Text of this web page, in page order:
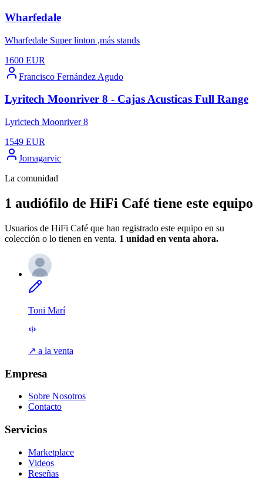
Wharfedale
Wharfedale Super linton ,más stands
1600 EUR
Francisco Fernández Agudo
Lyritech Moonriver 8 - Cajas Acusticas Full Range
Lyrictech Moonriver 8
1549 EUR
Jomagarvic
La comunidad
1 audiófilo de HiFi Café tiene este equipo
Usuarios de HiFi Café que han registrado este equipo en su
colección o lo tienen en venta. 1 unidad en venta ahora.
Toni Marí
↗ a la venta
Empresa
Sobre Nosotros
Contacto
Servicios
Marketplace
Videos
Reseñas